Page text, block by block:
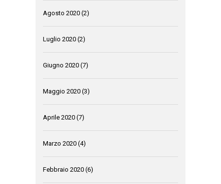
Agosto 2020 (2)
Luglio 2020 (2)
Giugno 2020 (7)
Maggio 2020 (3)
Aprile 2020 (7)
Marzo 2020 (4)
Febbraio 2020 (6)